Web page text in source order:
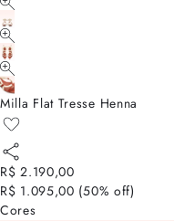
Milla Flat Tresse Henna
R$ 2.190,00
R$ 1.095,00 (50% off)
Cores